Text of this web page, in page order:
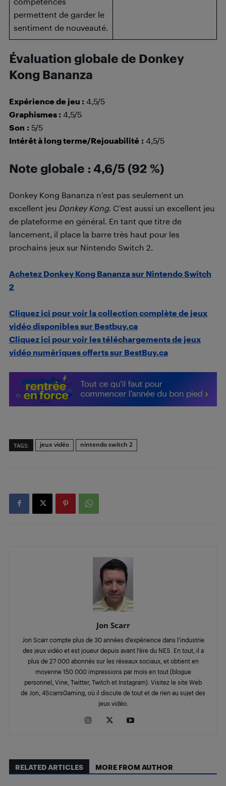
permettent de garder le
sentiment de nouveauté.
Évaluation globale de Donkey
Kong Bananza
Expérience de jeu : 4,5/5
Graphismes : 4,5/5
Son : 5/5
Intérêt à long terme/Rejouabilité : 4,5/5
Note globale : 4,6/5 (92 %)
Donkey Kong Bananza n’est pas seulement un
excellent jeu Donkey Kong. C’est aussi un excellent jeu
de plateforme en général. En tant que titre de
lancement, il place la barre très haut pour les
prochains jeux sur Nintendo Switch 2.
Achetez Donkey Kong Bananza sur Nintendo Switch
2
Cliquez ici pour voir la collection complète de jeux
vidéo disponibles sur Bestbuy.ca
Cliquez ici pour voir les téléchargements de jeux
vidéo numériques offerts sur BestBuy.ca
TAGS: jeux vidéo nintendo switch 2
Jon Scarr
Jon Scarr compte plus de 30 années d’expérience dans l’industrie
des jeux vidéo et est joueur depuis avant l’ère du NES. En tout, il a
plus de 27 000 abonnés sur les réseaux sociaux, et obtient en
moyenne 150 000 impressions par mois en tout (blogue
personnel, Vine, Twitter, Twitch et Instagram). Visitez le site Web
de Jon, 4ScarrsGaming, où il discute de tout et de rien au sujet des
jeux vidéo.
RELATED ARTICLES MORE FROM AUTHOR